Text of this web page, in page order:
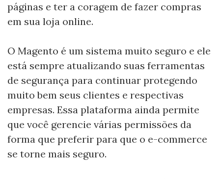
páginas e ter a coragem de fazer compras
em sua loja online.
O Magento é um sistema muito seguro e ele
está sempre atualizando suas ferramentas
de segurança para continuar protegendo
muito bem seus clientes e respectivas
empresas. Essa plataforma ainda permite
que você gerencie várias permissões da
forma que preferir para que o e-commerce
se torne mais seguro.